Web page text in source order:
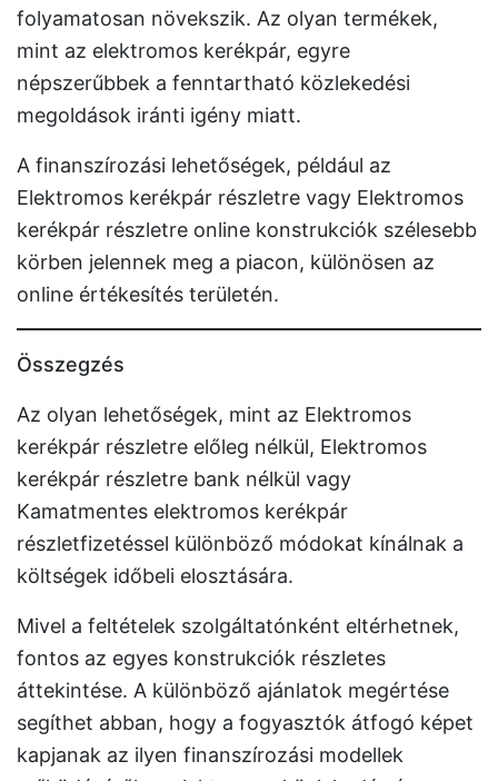
folyamatosan növekszik. Az olyan termékek,
mint az elektromos kerékpár, egyre
népszerűbbek a fenntartható közlekedési
megoldások iránti igény miatt.
A finanszírozási lehetőségek, például az
Elektromos kerékpár részletre vagy Elektromos
kerékpár részletre online konstrukciók szélesebb
körben jelennek meg a piacon, különösen az
online értékesítés területén.
Összegzés
Az olyan lehetőségek, mint az Elektromos
kerékpár részletre előleg nélkül, Elektromos
kerékpár részletre bank nélkül vagy
Kamatmentes elektromos kerékpár
részletfizetéssel különböző módokat kínálnak a
költségek időbeli elosztására.
Mivel a feltételek szolgáltatónként eltérhetnek,
fontos az egyes konstrukciók részletes
áttekintése. A különböző ajánlatok megértése
segíthet abban, hogy a fogyasztók átfogó képet
kapjanak az ilyen finanszírozási modellek